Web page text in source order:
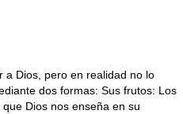
a Dios, pero en realidad no lo
dos formas: Sus frutos: Los
Dios nos enseña en su